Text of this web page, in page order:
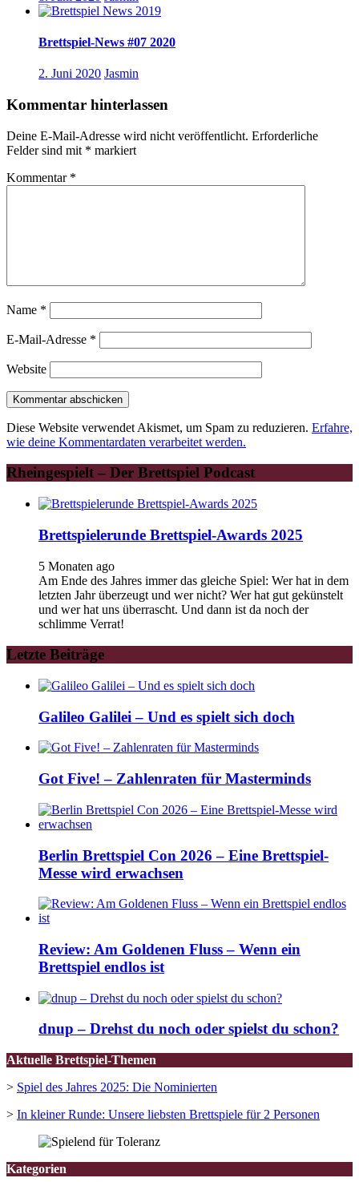
Brettspiel-News #07 2020
2. Juni 2020 Jasmin
Kommentar hinterlassen
Deine E-Mail-Adresse wird nicht veröffentlicht. Erforderliche
Felder sind mit * markiert
Kommentar *
Name *
E-Mail-Adresse *
Website
Diese Website verwendet Akismet, um Spam zu reduzieren. Erfahre,
wie deine Kommentardaten verarbeitet werden.
Rheingespielt – Der Brettspiel Podcast
Brettspielerunde Brettspiel-Awards 2025
5 Monaten ago
Am Ende des Jahres immer das gleiche Spiel: Wer hat in dem
letzten Jahr überzeugt und wer nicht? Wer hat gut gekünstelt
und wer hat uns überrascht. Und dann ist da noch der
schlimme Verrat!
Letzte Beiträge
Galileo Galilei – Und es spielt sich doch
Got Five! – Zahlenraten für Masterminds
Berlin Brettspiel Con 2026 – Eine Brettspiel-
Messe wird erwachsen
Review: Am Goldenen Fluss – Wenn ein
Brettspiel endlos ist
dnup – Drehst du noch oder spielst du schon?
Aktuelle Brettspiel-Themen
> Spiel des Jahres 2025: Die Nominierten
> In kleiner Runde: Unsere liebsten Brettspiele für 2 Personen
Kategorien